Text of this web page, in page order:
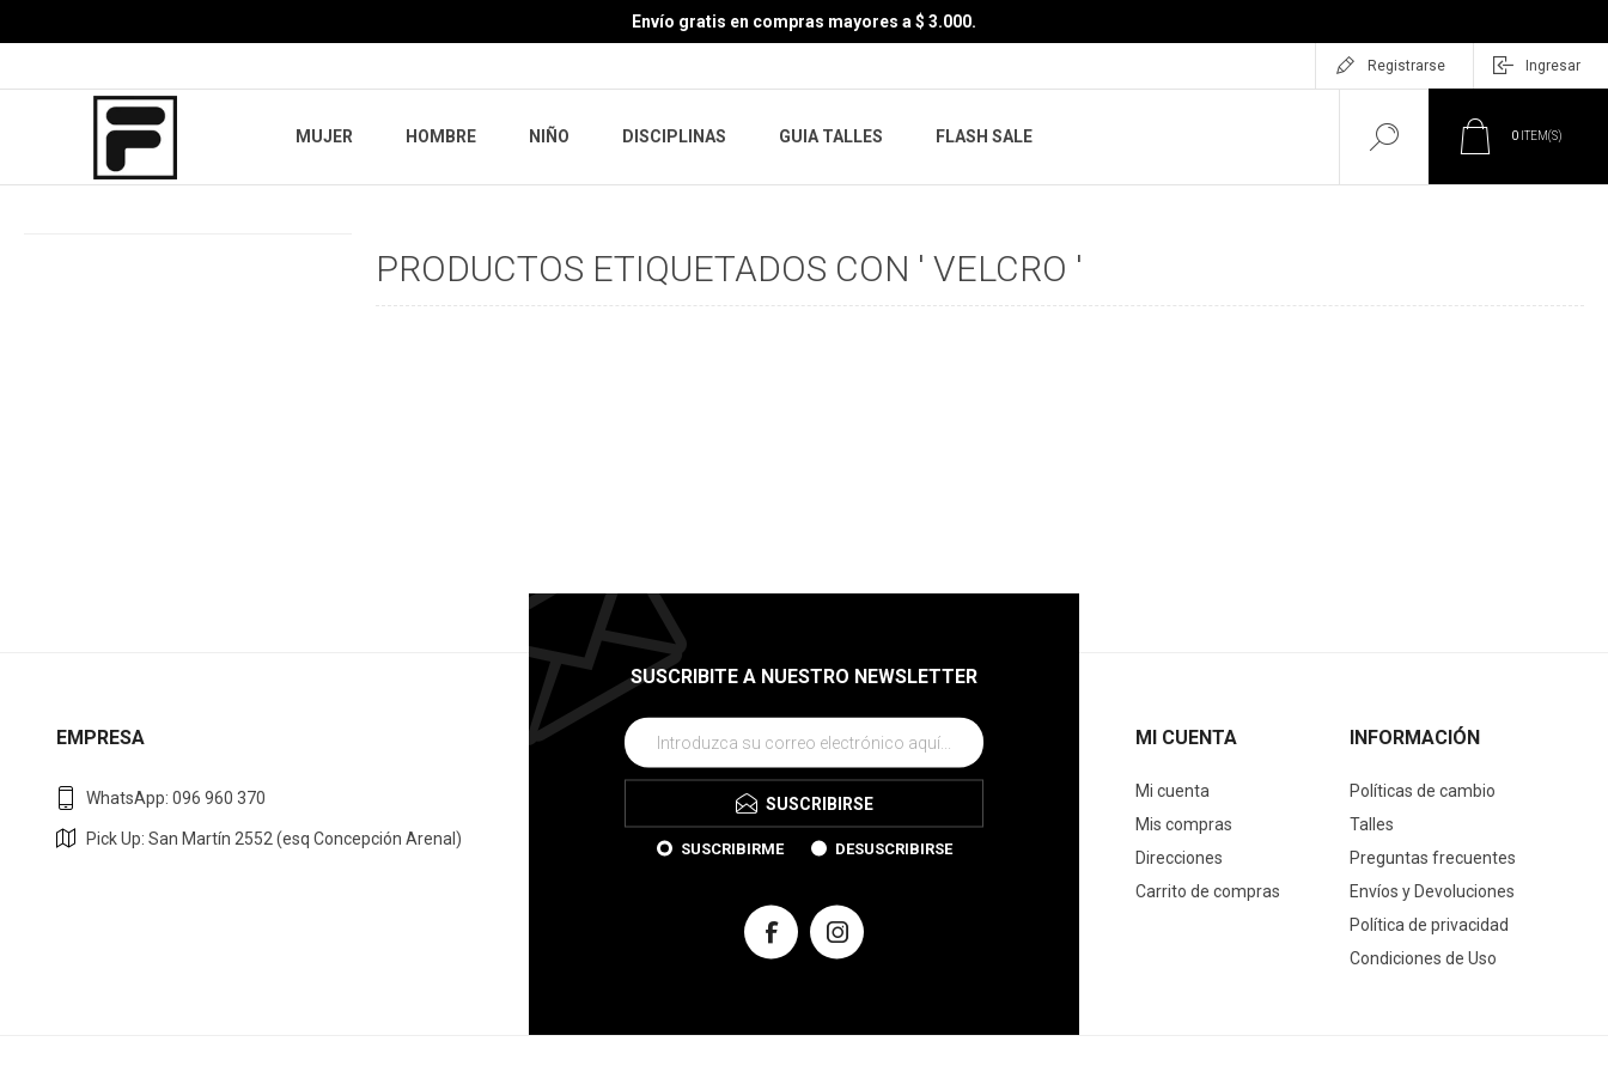
Envío gratis en compras mayores a $ 3.000.
Registrarse Ingresar
MUJER HOMBRE NIÑO DISCIPLINAS GUIA TALLES FLASH SALE 0 ITEM(S)
PRODUCTOS ETIQUETADOS CON ' VELCRO '
SUSCRIBITE A NUESTRO NEWSLETTER
SUSCRIBIRSE
SUSCRIBIRME DESUSCRIBIRSE
EMPRESA
WhatsApp: 096 960 370
Pick Up: San Martín 2552 (esq Concepción Arenal)
MI CUENTA
Mi cuenta
Mis compras
Direcciones
Carrito de compras
INFORMACIÓN
Políticas de cambio
Talles
Preguntas frecuentes
Envíos y Devoluciones
Política de privacidad
Condiciones de Uso